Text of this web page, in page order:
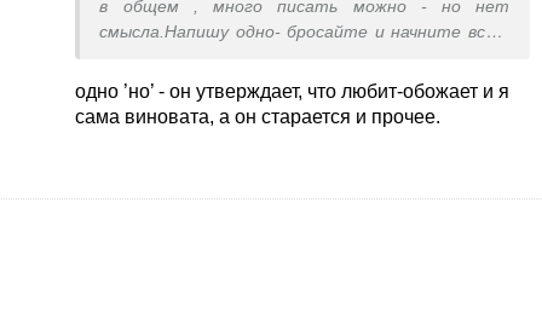
в общем , много писать можно - но нет
смысла.Напишу одно- бросайте и начните все с
должно быть! найдете нормального любящего
мужа!
одно ’но’ - он утверждает, что любит-обожает и я
сама виновата, а он старается и прочее.